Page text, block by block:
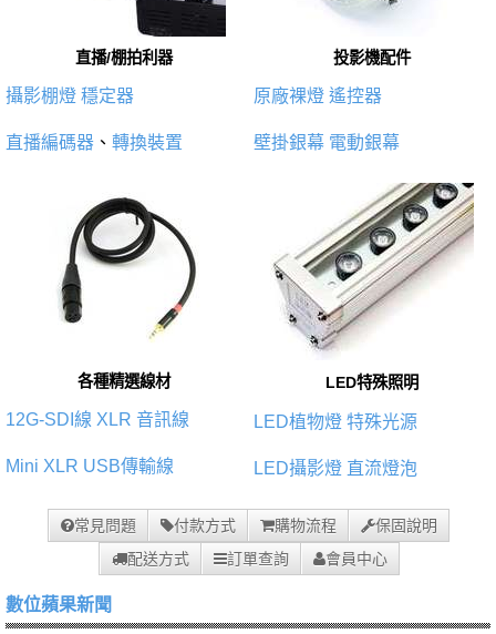
直播/棚拍利器
攝影棚燈 穩定器
直播編碼器 、 轉換裝置
投影機配件
原廠裸燈 遙控器
壁掛銀幕 電動銀幕
各種精選線材
12G-SDI線 XLR 音訊線
Mini XLR USB傳輸線
LED特殊照明
LED植物燈 特殊光源
LED攝影燈 直流燈泡
常見問題 付款方式 購物流程
保固說明
配送方式
訂單查詢 會員中心
數位蘋果新聞